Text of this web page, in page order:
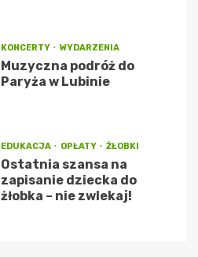
KONCERTY WYDARZENIA
Muzyczna podróż do
Paryża w Lubinie
EDUKACJA OPŁATY ŻŁOBKI
Ostatnia szansa na
zapisanie dziecka do
żłobka – nie zwlekaj!